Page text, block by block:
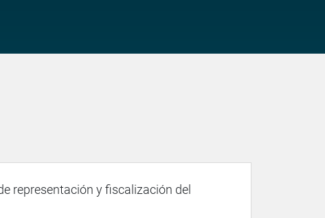
representación y fiscalización del